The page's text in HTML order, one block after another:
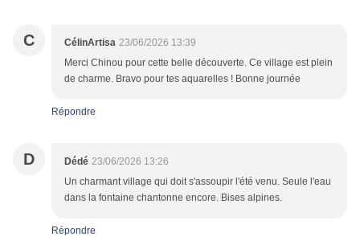
C CélinArtisa 23/06/2026 13:39
Merci Chinou pour cette belle découverte. Ce village est plein
de charme. Bravo pour tes aquarelles ! Bonne journée
Répondre
D Dédé 23/06/2026 13:26
Un charmant village qui doit s'assoupir l'été venu. Seule l'eau
dans la fontaine chantonne encore. Bises alpines.
Répondre